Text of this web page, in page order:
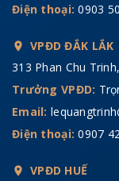
Điện thoại:0903
VPĐD ĐẮK LẮK
313 Phan Chu
Trưởng VPĐD:
Email:
Điện thoại:0907
VPĐD HUẾ